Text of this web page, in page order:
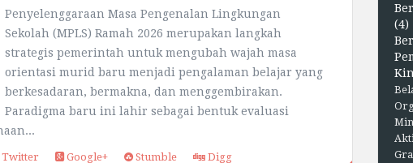
Penyelenggaraan Masa Pengenalan Lingkungan
Sekolah (MPLS) Ramah 2026 merupakan langkah
strategis pemerintah untuk mengubah wajah masa
orientasi murid baru menjadi pengalaman belajar yang
berkesadaran, bermakna, dan menggembirakan.
Paradigma baru ini lahir sebagai bentuk evaluasi
Twitter Google+ Stumble Digg
(4)